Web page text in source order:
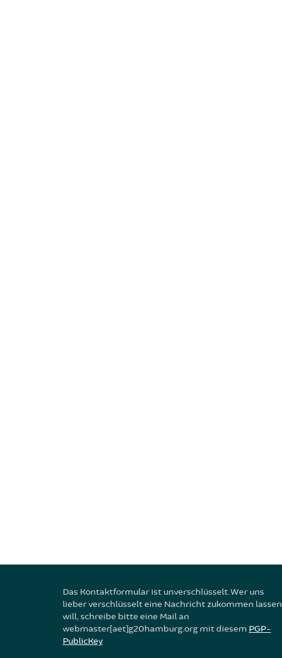
Das Kontaktformular ist unverschlüsselt. Wer uns
lieber verschlüsselt eine Nachricht zukommen lassen
will, schreibe bitte eine Mail an
webmaster[aet]g20hamburg.org mit diesem PGP-
PublicKey